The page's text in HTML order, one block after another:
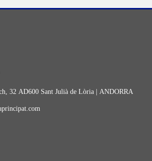
32 AD600 Sant Julià de Lòria | ANDORRA